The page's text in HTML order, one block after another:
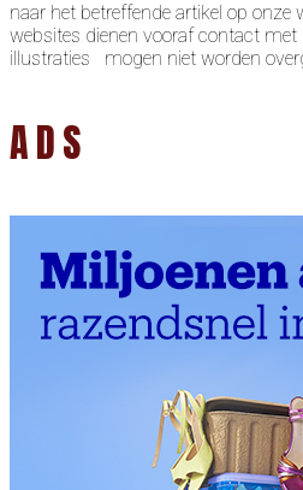
naar het betreffende artikel op onze
websites dienen vooraf contact met
illustraties mogen niet worden
ADS